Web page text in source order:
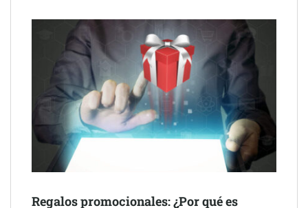
Schaeffler mejora su rentabilidad en el primer semestre de 2026
NOVA: innovación y diseño que transforman espacios de la
mano de Tormo Franquicias
Regalos promocionales: ¿Por qué es